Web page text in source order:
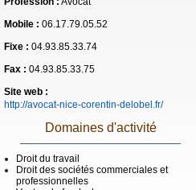
Mobile : 06.17.79.05.52
Fixe : 04.93.85.33.74
Fax : 04.93.85.33.75
Site web :
http://avocat-nice-corentin-delobel.fr/
Domaines d'activité
Droit du travail
Droit des sociétés commerciales et
professionnelles